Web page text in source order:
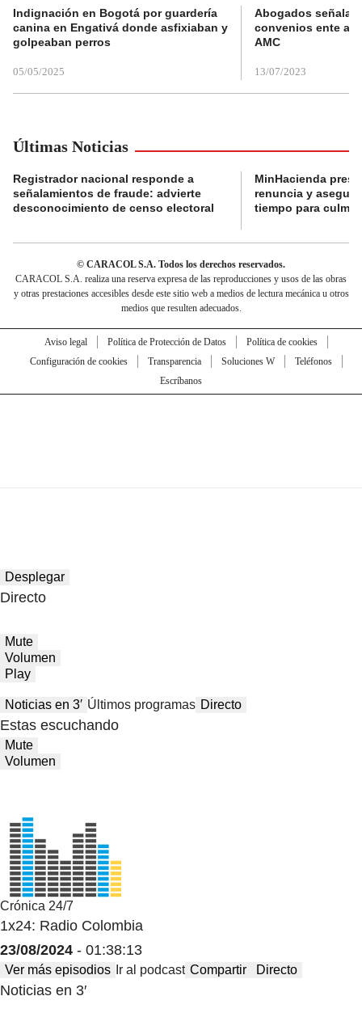
Indignación en Bogotá por guardería
canina en Engativá donde asfixiaban y
golpeaban perros
05/05/2025
Abogados
convenios ente
AMC
13/07/2023
Últimas Noticias
Registrador nacional responde a
señalamientos de fraude: advierte
desconocimiento de censo electoral
MinHacienda
renuncia y
tiempo para
© CARACOL S.A. Todos los derechos reservados.
CARACOL S.A. realiza una reserva expresa de las reproducciones y usos de las obras
y otras prestaciones accesibles desde este sitio web a medios de lectura mecánica u otros
medios que resulten adecuados.
Aviso legal Política de Protección de Datos
Política de cookies
Configuración de cookies
Transparencia Soluciones W
Teléfonos
Escríbanos
Desplegar
Directo
Mute
Volumen
Play
Noticias en 3′ Últimos programas Directo
Estas escuchando
Mute
Volumen
Crónica 24/7
1x24: Radio Colombia
23/08/2024 - 01:38:13
Ver más episodios Ir al podcast Compartir Directo
Noticias en 3′